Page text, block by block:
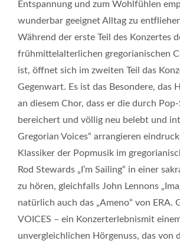
Entspannung und zum Wohlfühlen
wunderbar geeignet Alltag zu
Während der erste Teil des Konzertes
frühmittelalterlichen gregorianischen
ist, öffnet sich im zweiten Teil das
Gegenwart. Es ist das Besondere, das
an diesem Chor, dass er die durch Pop-
bereichert und völlig neu belebt und
Gregorian Voices“ arrangieren
Klassiker der Popmusik im
Rod Stewards „I’m Sailing“ in einer
zu hören, gleichfalls John Lennons
natürlich auch das „Ameno“ von ERA.
VOICES – ein Konzerterlebnismit
unvergleichlichen Hörgenuss, das von